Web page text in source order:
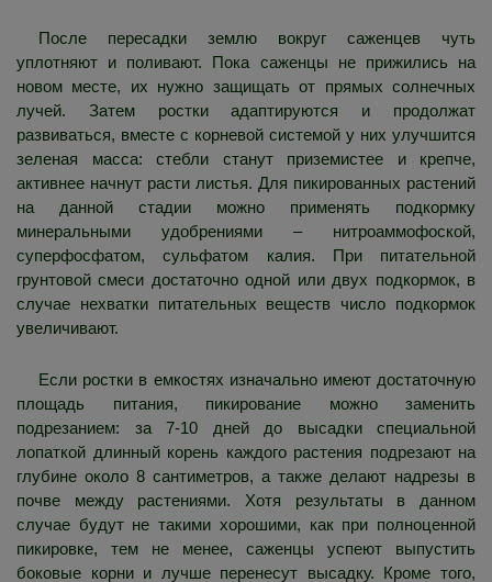
После пересадки землю вокруг саженцев чуть
уплотняют и поливают. Пока саженцы не прижились на
новом месте, их нужно защищать от прямых солнечных
лучей. Затем ростки адаптируются и продолжат
развиваться, вместе с корневой системой у них улучшится
зеленая масса: стебли станут приземистее и крепче,
активнее начнут расти листья. Для пикированных растений
на данной стадии можно применять подкормку
минеральными удобрениями – нитроаммофоской,
суперфосфатом, сульфатом калия. При питательной
грунтовой смеси достаточно одной или двух подкормок, в
случае нехватки питательных веществ число подкормок
увеличивают.
Если ростки в емкостях изначально имеют достаточную
площадь питания, пикирование можно заменить
подрезанием: за 7-10 дней до высадки специальной
лопаткой длинный корень каждого растения подрезают на
глубине около 8 сантиметров, а также делают надрезы в
почве между растениями. Хотя результаты в данном
случае будут не такими хорошими, как при полноценной
пикировке, тем не менее, саженцы успеют выпустить
боковые корни и лучше перенесут высадку. Кроме того,